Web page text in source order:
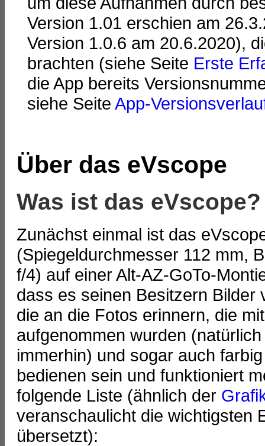
Version 1.01 erschien am
Version 1.0.6 am 20.6.2020),
brachten (siehe Seite Erste
die App bereits
siehe Seite App-
Über das eVscope
Was ist das eVscope?
Zunächst einmal ist das
(Spiegeldurchmesser 112 mm,
f/4) auf einer Alt-AZ-GoTo-
dass es seinen Besitzern Bilder
die an die Fotos erinnern, die
aufgenommen wurden
immerhin) und sogar auch
bedienen sein und funktioniert
folgende Liste (ähnlich der
veranschaulicht die wichtigsten
übersetzt):